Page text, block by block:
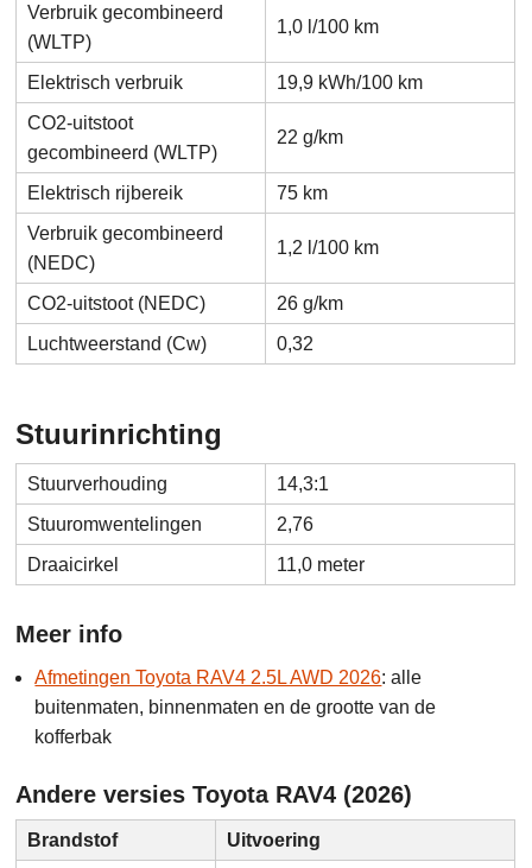
Verbruik gecombineerd
(WLTP)
1,0 l/100 km
Elektrisch verbruik
19,9 kWh/100 km
CO2-uitstoot
gecombineerd (WLTP)
22 g/km
Elektrisch rijbereik
75 km
Verbruik gecombineerd
(NEDC)
1,2 l/100 km
CO2-uitstoot (NEDC)
26 g/km
Luchtweerstand (Cw)
0,32
Stuurinrichting
Stuurverhouding
14,3:1
Stuuromwentelingen
2,76
Draaicirkel
11,0 meter
Meer info
Afmetingen Toyota RAV4 2.5L AWD 2026: alle
buitenmaten, binnenmaten en de grootte van de
kofferbak
Andere versies Toyota RAV4 (2026)
Brandstof
Uitvoering